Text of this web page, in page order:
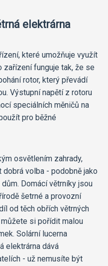
elektrárna
které umožňuje využít
zařízení funguje tak, že se
rotor, který převádí
Výstupní napětí z rotoru
speciálních měničů na
pro běžné
osvětlením zahrady,
volba - podobně jako
Domácí větrníky jsou
šetrné a provozní
od těch obřích větrných
si pořídit malou
Solární lucerna
elektrárna dává
- už nemusíte být